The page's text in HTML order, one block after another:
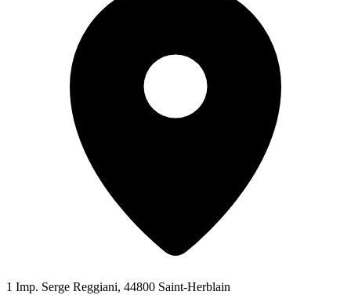
1 Imp. Serge Reggiani, 44800 Saint-Herblain